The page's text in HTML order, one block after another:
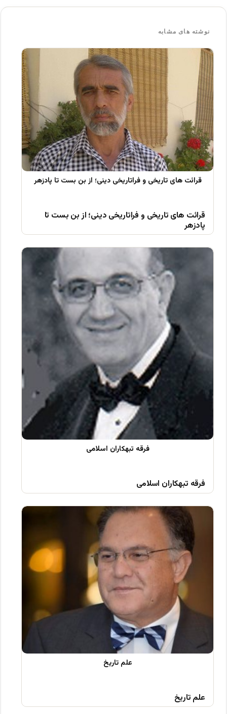
ک
نوشته های مشابه
قرائت های تاریخی و فراتاریخی دینی؛ از بن بست تا
پادزهر
فرقه تبهکاران اسلامی
علم تاریخ